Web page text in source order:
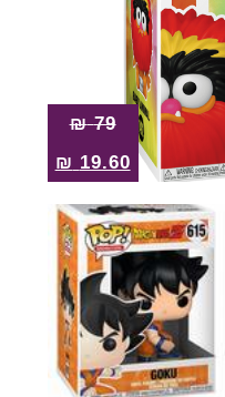
79
₪
19.60
₪